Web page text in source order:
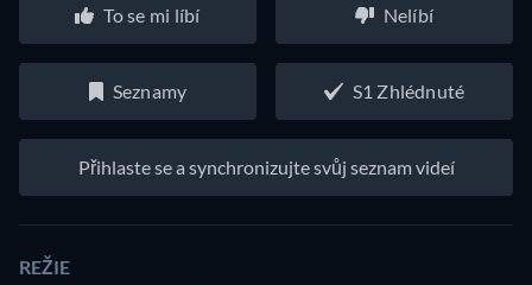
To se mi líbí Nelíbí
Seznamy S1 Zhlédnuté
Přihlaste se a synchronizujte svůj seznam videí
REŽIE